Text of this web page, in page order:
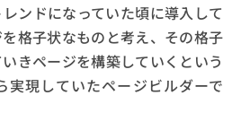
ンドになっていた頃に導入して
格子状なものと考え、その格子
きページを構築していくという
実現していたページビルダーで